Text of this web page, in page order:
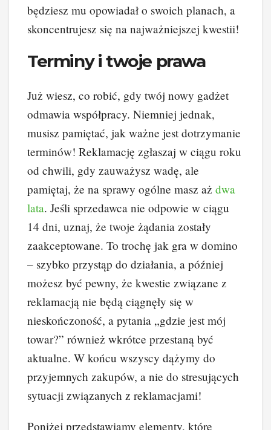
będziesz mu opowiadał o swoich planach, a
skoncentrujesz się na najważniejszej kwestii!
Terminy i twoje prawa
Już wiesz, co robić, gdy twój nowy gadżet
odmawia współpracy. Niemniej jednak,
musisz pamiętać, jak ważne jest dotrzymanie
terminów! Reklamację zgłaszaj w ciągu roku
od chwili, gdy zauważysz wadę, ale
pamiętaj, że na sprawy ogólne masz aż dwa
lata. Jeśli sprzedawca nie odpowie w ciągu
14 dni, uznaj, że twoje żądania zostały
zaakceptowane. To trochę jak gra w domino
– szybko przystąp do działania, a później
możesz być pewny, że kwestie związane z
reklamacją nie będą ciągnęły się w
nieskończoność, a pytania „gdzie jest mój
towar?” również wkrótce przestaną być
aktualne. W końcu wszyscy dążymy do
przyjemnych zakupów, a nie do stresujących
sytuacji związanych z reklamacjami!
Poniżej przedstawiamy elementy, które